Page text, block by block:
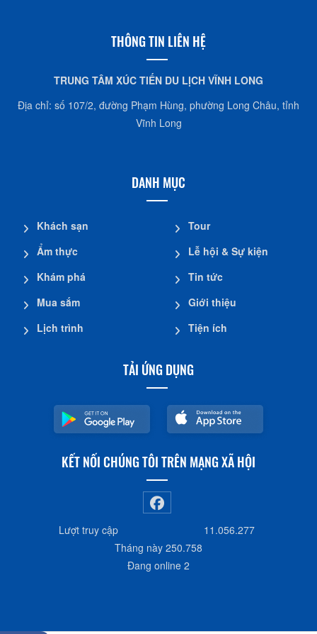
THÔNG TIN LIÊN HỆ
TRUNG TÂM XÚC TIẾN DU LỊCH VĨNH LONG
Địa chỉ: số 107/2, đường Phạm Hùng, phường Long Châu, tỉnh
Vĩnh Long
DANH MỤC
Khách sạn
Ẩm thực
Khám phá
Mua sắm
Lịch trình
Tour
Lễ hội & Sự kiện
Tin tức
Giới thiệu
Tiện ích
TẢI ỨNG DỤNG
KẾT NỐI CHÚNG TÔI TRÊN MẠNG XÃ HỘI
Lượt truy cập
11.056.277
Tháng này 250.758
Đang online 2